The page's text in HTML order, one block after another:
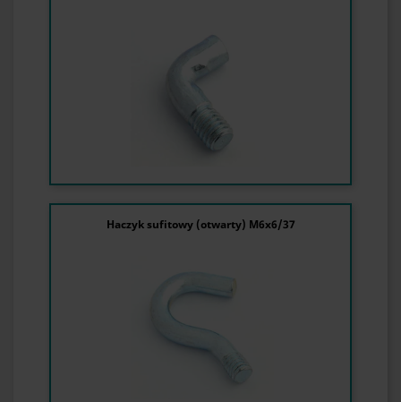
Haczyk sufitowy (otwarty) M6x6/37